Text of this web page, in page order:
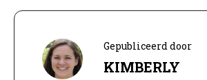
Gepubliceerd door
KIMBERLY